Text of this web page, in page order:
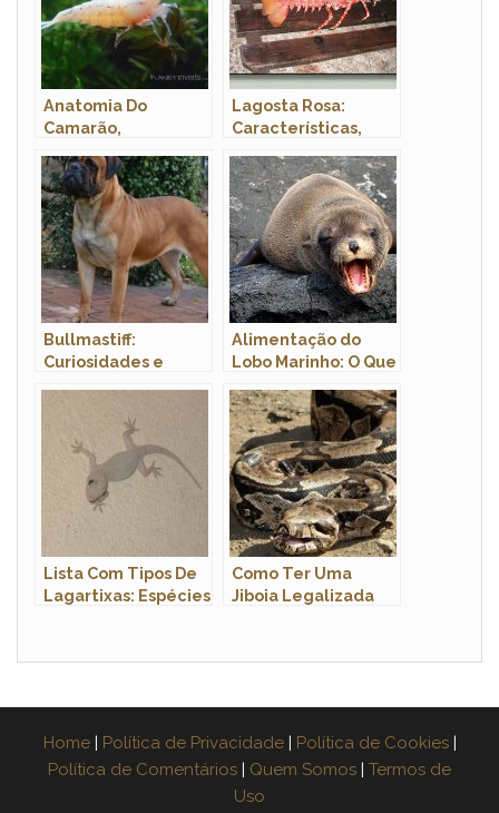
Anatomia Do
Camarão,
Cientifico
Lagosta Rosa:
Características,
Científico
Bullmastiff:
Curiosidades e
Alimentação do
Lobo Marinho: O Que
Lista Com Tipos De
Lagartixas: Espécies
Como Ter Uma
Jiboia Legalizada
Home | Política de Privacidade | Política de Cookies |
Política de Comentários | Quem Somos | Termos de
Uso